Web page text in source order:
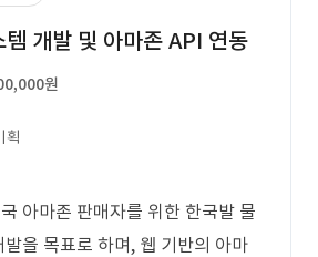
템 개발 및 아마존 API 연동
원
획
아마존 판매자를 위한 한국발 물
을 목표로 하며, 웹 기반의 아마